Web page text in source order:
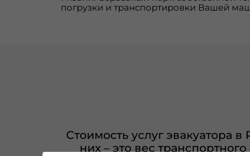
погрузки и транспортировки Вашей
Стоимость услуг эвакуатора
них – это вес